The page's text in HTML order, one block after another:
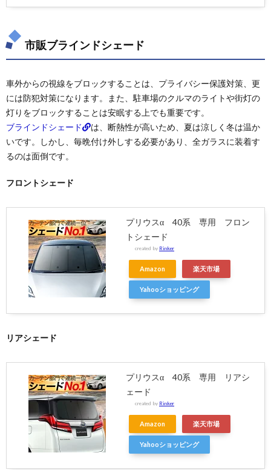
市販ブラインドシェード
車外からの視線をブロックすることは、プライバシー保護対策、更
には防犯対策になります。また、駐車場のクルマのライトや街灯の
灯りをブロックすることは安眠する上でも重要です。
ブラインドシェード
は、断熱性が高いため、夏は涼しく冬は温か
いです。しかし、毎晩付け外しする必要があり、全ガラスに装着す
るのは面倒です。
フロントシェード
プリウスα 40系 専用 フロン
トシェード
created by Rinker
Amazon 楽天市場
Yahooショッピング
リアシェード
プリウスα 40系 専用 リアシ
ェード
created by Rinker
Amazon 楽天市場
Yahooショッピング